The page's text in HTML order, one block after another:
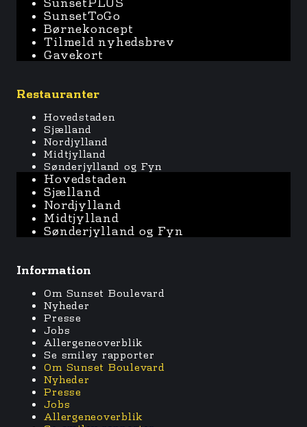
SunsetToGo
Børnekoncept
Tilmeld nyhedsbrev
Gavekort
Restauranter
Hovedstaden
Sjælland
Nordjylland
Midtjylland
Sønderjylland og Fyn
Hovedstaden
Sjælland
Nordjylland
Midtjylland
Sønderjylland og Fyn
Information
Om Sunset Boulevard
Nyheder
Presse
Jobs
Allergeneoverblik
Se smiley rapporter
Om Sunset Boulevard
Nyheder
Presse
Jobs
Allergeneoverblik